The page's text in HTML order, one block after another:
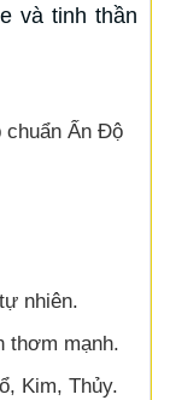
và tinh thần
chuẩn Ấn Độ
nhiên.
thơm mạnh.
Kim, Thủy.